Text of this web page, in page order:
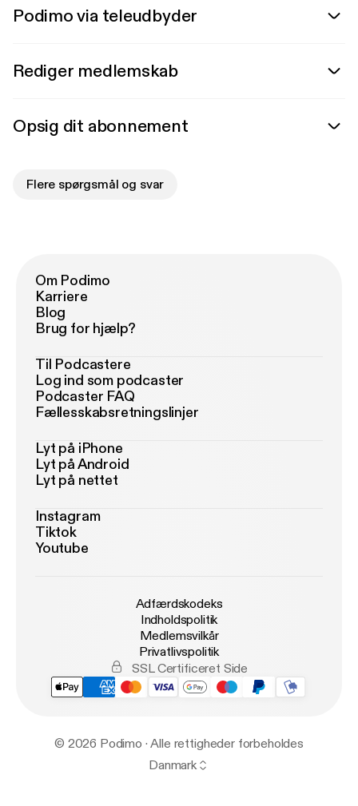
Podimo via teleudbyder
Rediger medlemskab
Opsig dit abonnement
Flere spørgsmål og svar
Om Podimo
Karriere
Blog
Brug for hjælp?
Til Podcastere
Log ind som podcaster
Podcaster FAQ
Fællesskabsretningslinjer
Lyt på iPhone
Lyt på Android
Lyt på nettet
Instagram
Tiktok
Youtube
Adfærdskodeks
Indholdspolitik
Medlemsvilkår
Privatlivspolitik
SSL Certificeret Side
© 2026 Podimo · Alle rettigheder forbeholdes
Danmark